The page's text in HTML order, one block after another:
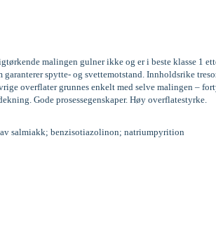
malingen gulner ikke og er i beste klasse 1
spytte- og svettemotstand. Innholdsrike
overflater grunnes enkelt med selve malingen –
Gode prosessegenskaper. Høy overflatestyrke.
salmiakk; benzisotiazolinon; natriumpyrition